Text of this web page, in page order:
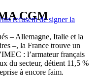
refusent de signer la
CGM
– Allemagne, Italie et la
–, la France trouve un
: l’armateur français
du secteur, détient 11,5 %
à encore faim.